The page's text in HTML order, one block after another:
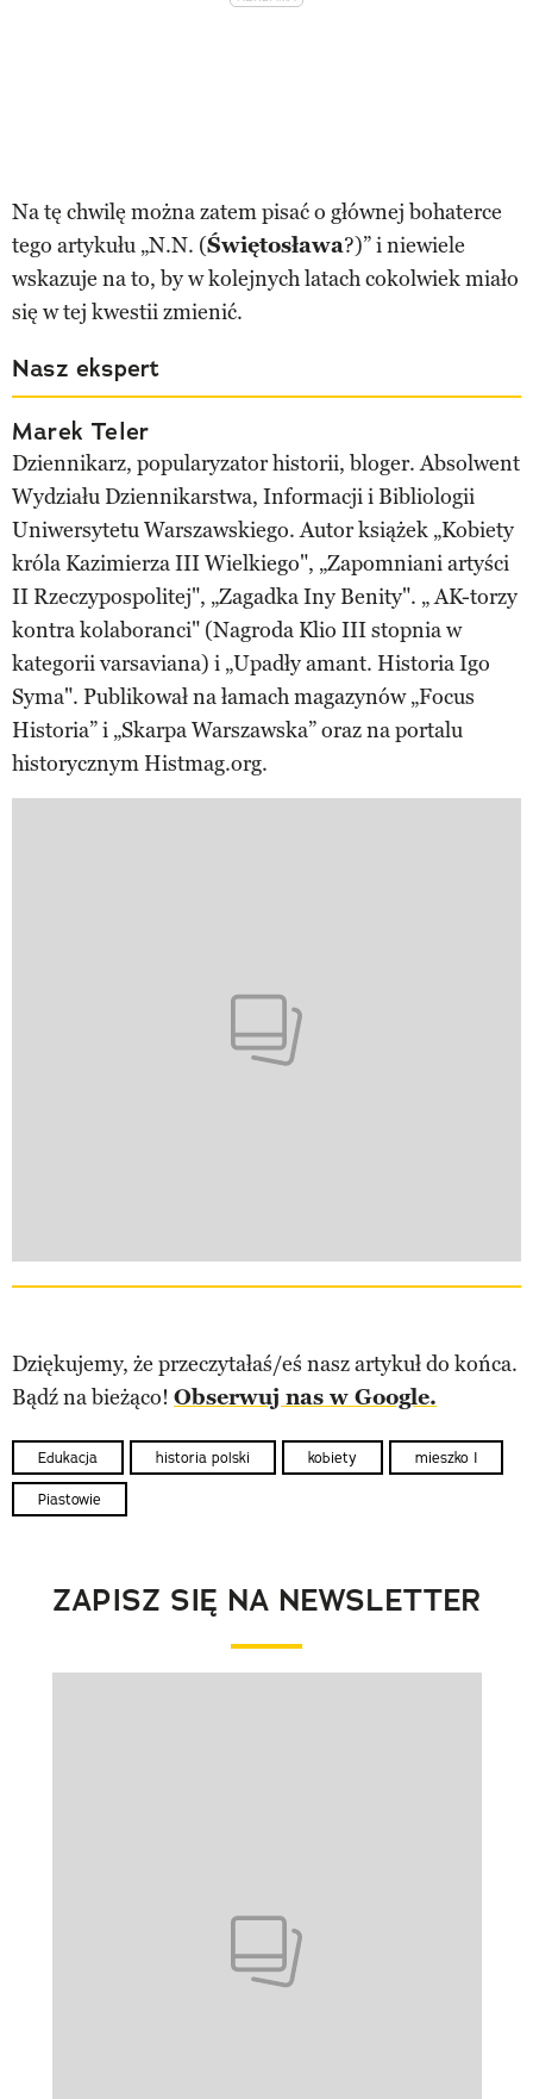
Na tę chwilę można zatem pisać o głównej bohaterce
tego artykułu „N.N. (Świętosława?)” i niewiele
wskazuje na to, by w kolejnych latach cokolwiek miało
się w tej kwestii zmienić.
Nasz ekspert
Marek Teler
Dziennikarz, popularyzator historii, bloger. Absolwent
Wydziału Dziennikarstwa, Informacji i Bibliologii
Uniwersytetu Warszawskiego. Autor książek „Kobiety
króla Kazimierza III Wielkiego", „Zapomniani artyści
II Rzeczypospolitej", „Zagadka Iny Benity". „ AK-torzy
kontra kolaboranci" (Nagroda Klio III stopnia w
kategorii varsaviana) i „Upadły amant. Historia Igo
Syma". Publikował na łamach magazynów „Focus
Historia” i „Skarpa Warszawska” oraz na portalu
historycznym Histmag.org.
Dziękujemy, że przeczytałaś/eś nasz artykuł do końca.
Bądź na bieżąco! Obserwuj nas w Google.
Edukacja historia polski kobiety mieszko I
Piastowie
ZAPISZ SIĘ NA NEWSLETTER